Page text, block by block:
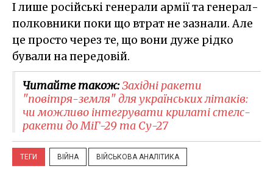
І лише російські генерали армії та генерал-
полковники поки що втрат не зазнали. Але
це просто через те, що вони дуже рідко
бували на передовій.
Читайте також:Західні ракети
"повітря-земля" для українських літаків:
чи можливо інтегрувати крилаті стелс-
ракети до МіГ-29 та Су-27
ТЕГИ ВІЙНА ВІЙСЬКОВА АНАЛІТИКА